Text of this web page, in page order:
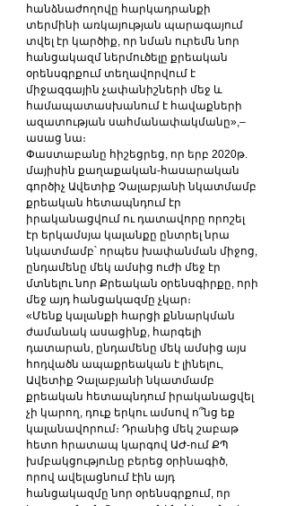
հանձնաժողովը հարկադրանքի
տերմինի առկայության պարագայում
տվել էր կարծիք, որ նման ուրեմն նոր
հանցակազմ ներմուծելը քրեական
օրենսգրքում տեղավորվում է
միջազգային չափանիշների մեջ և
համապատասխանում է հավաքների
ազատության սահմանափակմանը»,–
ասաց նա։
Փաստաբանը հիշեցրեց, որ երբ 2020թ.
մայիսին քաղաքական-հասարական
գործիչ Ավետիք Չալաբյանի նկատմամբ
քրեական հետապնդում էր
իրականացվում ու դատավորը որոշել
էր երկամսյա կալանքը ընտրել նրա
նկատմամբ՝ որպես խափանման միջոց,
ընդամենը մեկ ամսից ուժի մեջ էր
մտնելու նոր Քրեական օրենսգիրքը, որի
մեջ այդ հանցակազմը չկար։
«Մենք կալանքի հարցի քննարկման
ժամանակ ասացինք, հարգելի
դատարան, ընդամենը մեկ ամսից այս
հոդվածն ապաքրեական է լինելու,
Ավետիք Չալաբյանի նկատմամբ
քրեական հետապնդում իրականացվել
չի կարող, դուք երկու ամսով ո՞նց եք
կալանավորում։ Դրանից մեկ շաբաթ
հետո հրատապ կարգով ԱԺ-ում ՔՊ
խմբակցությունը բերեց օրինագիծ,
որով ավելացնում էին այդ
հանցակազմը նոր օրենսգրքում, որ